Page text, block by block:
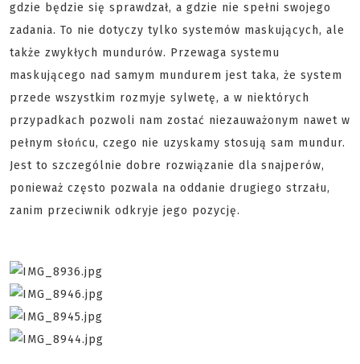
gdzie będzie się sprawdzał, a gdzie nie spełni swojego
zadania. To nie dotyczy tylko systemów maskujących, ale
także zwykłych mundurów. Przewaga systemu
maskującego nad samym mundurem jest taka, że system
przede wszystkim rozmyje sylwetę, a w niektórych
przypadkach pozwoli nam zostać niezauważonym nawet w
pełnym słońcu, czego nie uzyskamy stosują sam mundur.
Jest to szczególnie dobre rozwiązanie dla snajperów,
ponieważ często pozwala na oddanie drugiego strzału,
zanim przeciwnik odkryje jego pozycję.